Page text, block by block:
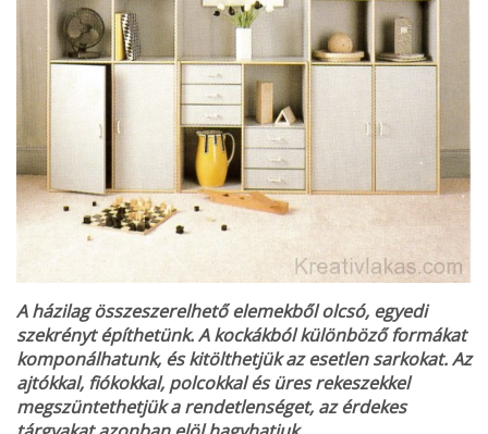
A házilag összeszerelhető elemekből olcsó, egyedi
szekrényt építhetünk. A kockákból különböző formákat
komponálhatunk, és kitölthetjük az esetlen sarkokat. Az
ajtókkal, fiókokkal, polcokkal és üres rekeszekkel
megszüntethetjük a rendetlenséget, az érdekes